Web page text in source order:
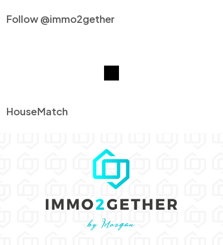
Follow @immo2gether
HouseMatch